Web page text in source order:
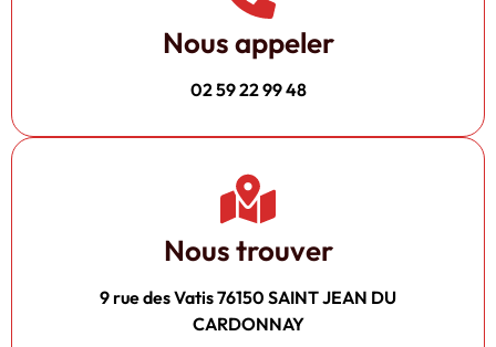
Nous appeler
02 59 22 99 48
Nous trouver
9 rue des Vatis 76150 SAINT JEAN DU
CARDONNAY